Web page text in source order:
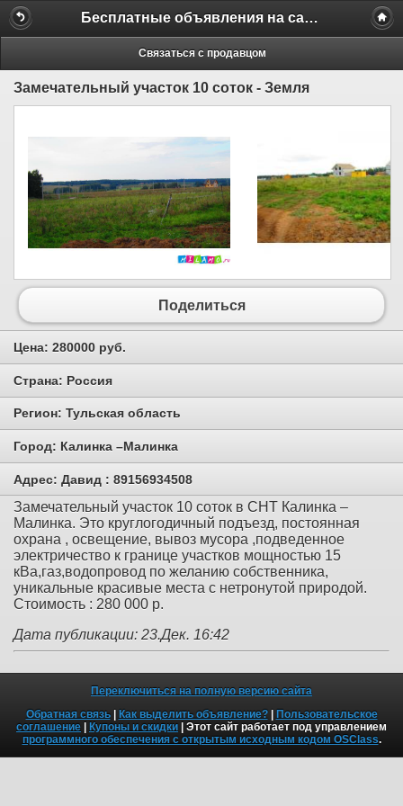
Бесплатные объявления на сайте MILAMO.ru
Связаться с продавцом
Замечательный участок 10 соток - Земля
Поделиться
Цена: 280000 руб.
Страна: Россия
Регион: Тульская область
Город: Калинка –Малинка
Адрес: Давид : 89156934508
Замечательный участок 10 соток в СНТ Калинка –
Малинка. Это круглогодичный подъезд, постоянная
охрана , освещение, вывоз мусора ,подведенное
электричество к границе участков мощностью 15
кВа,газ,водопровод по желанию собственника,
уникальные красивые места с нетронутой природой.
Стоимость : 280 000 р.
Дата публикации: 23.Дек. 16:42
Переключиться на полную версию сайта
Обратная связь| Как выделить объявление?|
Пользовательское
соглашение
Купоны и скидки | Этот сайт работает под управлением
программного обеспечения с открытым исходным кодом OSClass.